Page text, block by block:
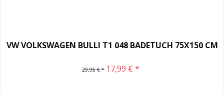
VW VOLKSWAGEN BULLI T1 048 BADETUCH 75X150 CM
29,95 € * 17,99 € *